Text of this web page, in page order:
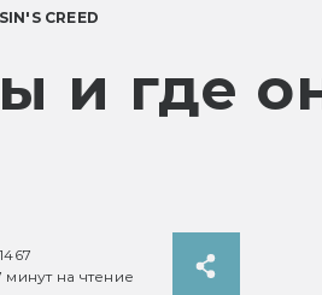
CREED
и где
минут на чтение